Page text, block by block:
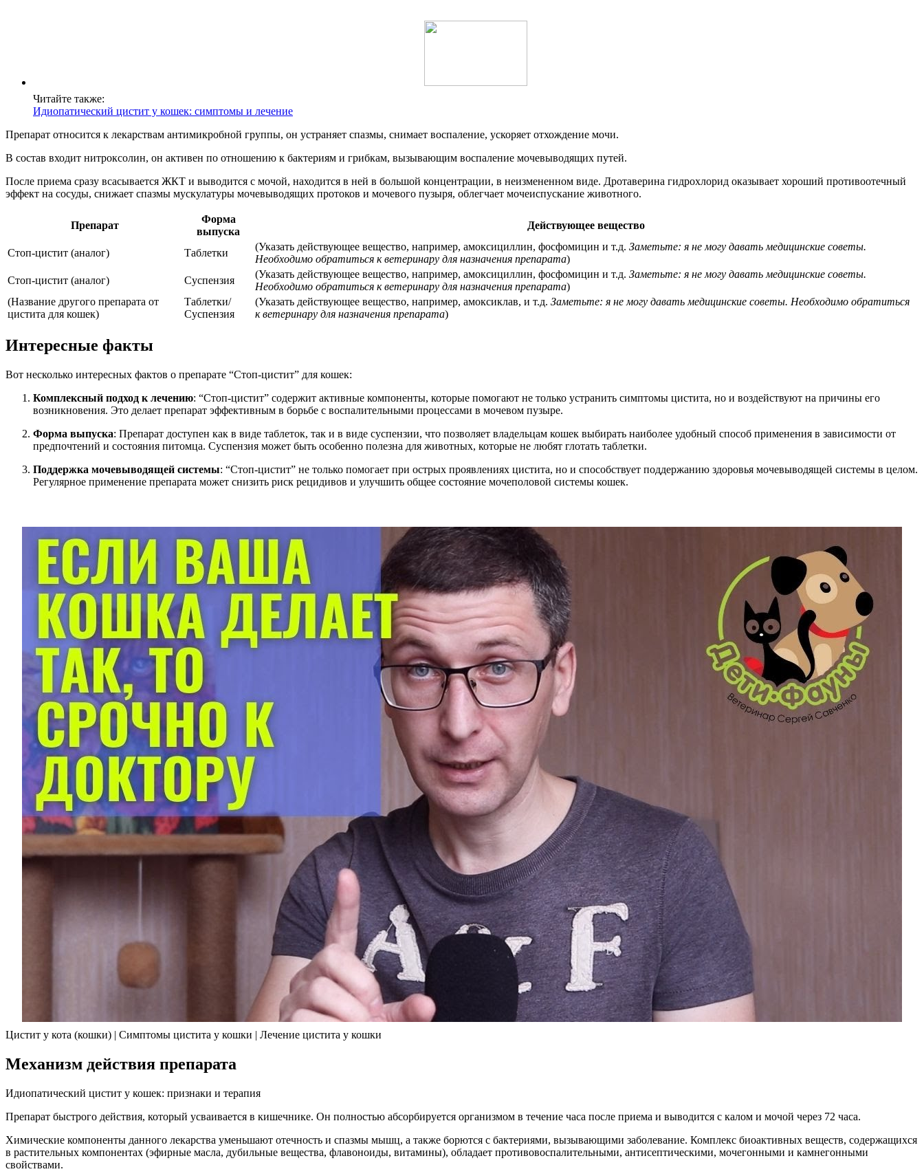
Читайте также:
Идиопатический цистит у кошек: симптомы и лечение
Препарат относится к лекарствам антимикробной группы, он устраняет спазмы, снимает воспаление, ускоряет отхождение мочи.
В состав входит нитроксолин, он активен по отношению к бактериям и грибкам, вызывающим воспаление мочевыводящих путей.
После приема сразу всасывается ЖКТ и выводится с мочой, находится в ней в большой концентрации, в неизмененном виде. Дротаверина гидрохлорид оказывает хороший противоотечный
эффект на сосуды, снижает спазмы мускулатуры мочевыводящих протоков и мочевого пузыря, облегчает мочеиспускание животного.
Препарат
Форма
выпуска
Действующее вещество
Стоп-цистит (аналог) Таблетки
(Указать действующее вещество, например, амоксициллин, фосфомицин и т.д. Заметьте: я не могу давать медицинские советы.
Необходимо обратиться к ветеринару для назначения препарата)
Стоп-цистит (аналог)
Суспензия
(Указать действующее вещество, например, амоксициллин, фосфомицин и т.д. Заметьте: я не могу давать медицинские советы.
Необходимо обратиться к ветеринару для назначения препарата)
(Название другого препарата от
цистита для кошек)
Таблетки/
Суспензия
(Указать действующее вещество, например, амоксиклав, и т.д. Заметьте: я не могу давать медицинские советы. Необходимо обратиться
к ветеринару для назначения препарата)
Интересные факты
Вот несколько интересных фактов о препарате “Стоп-цистит” для кошек:
Комплексный подход к лечению: “Стоп-цистит” содержит активные компоненты, которые помогают не только устранить симптомы цистита, но и воздействуют на причины его
возникновения. Это делает препарат эффективным в борьбе с воспалительными процессами в мочевом пузыре.
Форма выпуска: Препарат доступен как в виде таблеток, так и в виде суспензии, что позволяет владельцам кошек выбирать наиболее удобный способ применения в зависимости от
предпочтений и состояния питомца. Суспензия может быть особенно полезна для животных, которые не любят глотать таблетки.
Поддержка мочевыводящей системы: “Стоп-цистит” не только помогает при острых проявлениях цистита, но и способствует поддержанию здоровья мочевыводящей системы в целом.
Регулярное применение препарата может снизить риск рецидивов и улучшить общее состояние мочеполовой системы кошек.
Цистит у кота (кошки) | Симптомы цистита у кошки | Лечение цистита у кошки
Механизм действия препарата
Идиопатический цистит у кошек: признаки и терапия
Препарат быстрого действия, который усваивается в кишечнике. Он полностью абсорбируется организмом в течение часа после приема и выводится с калом и мочой через 72 часа.
Химические компоненты данного лекарства уменьшают отечность и спазмы мышц, а также борются с бактериями, вызывающими заболевание. Комплекс биоактивных веществ, содержащихся
в растительных компонентах (эфирные масла, дубильные вещества, флавоноиды, витамины), обладает противовоспалительными, антисептическими, мочегонными и камнегонными
свойствами.